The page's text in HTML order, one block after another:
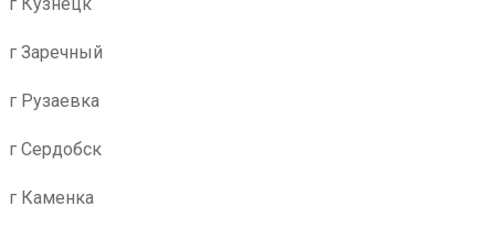
г Заречный
г Рузаевка
г Сердобск
г Каменка